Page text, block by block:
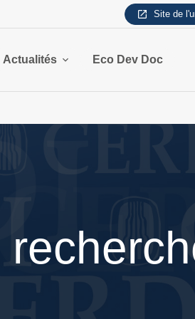
Site de
Actualités Eco Dev Doc